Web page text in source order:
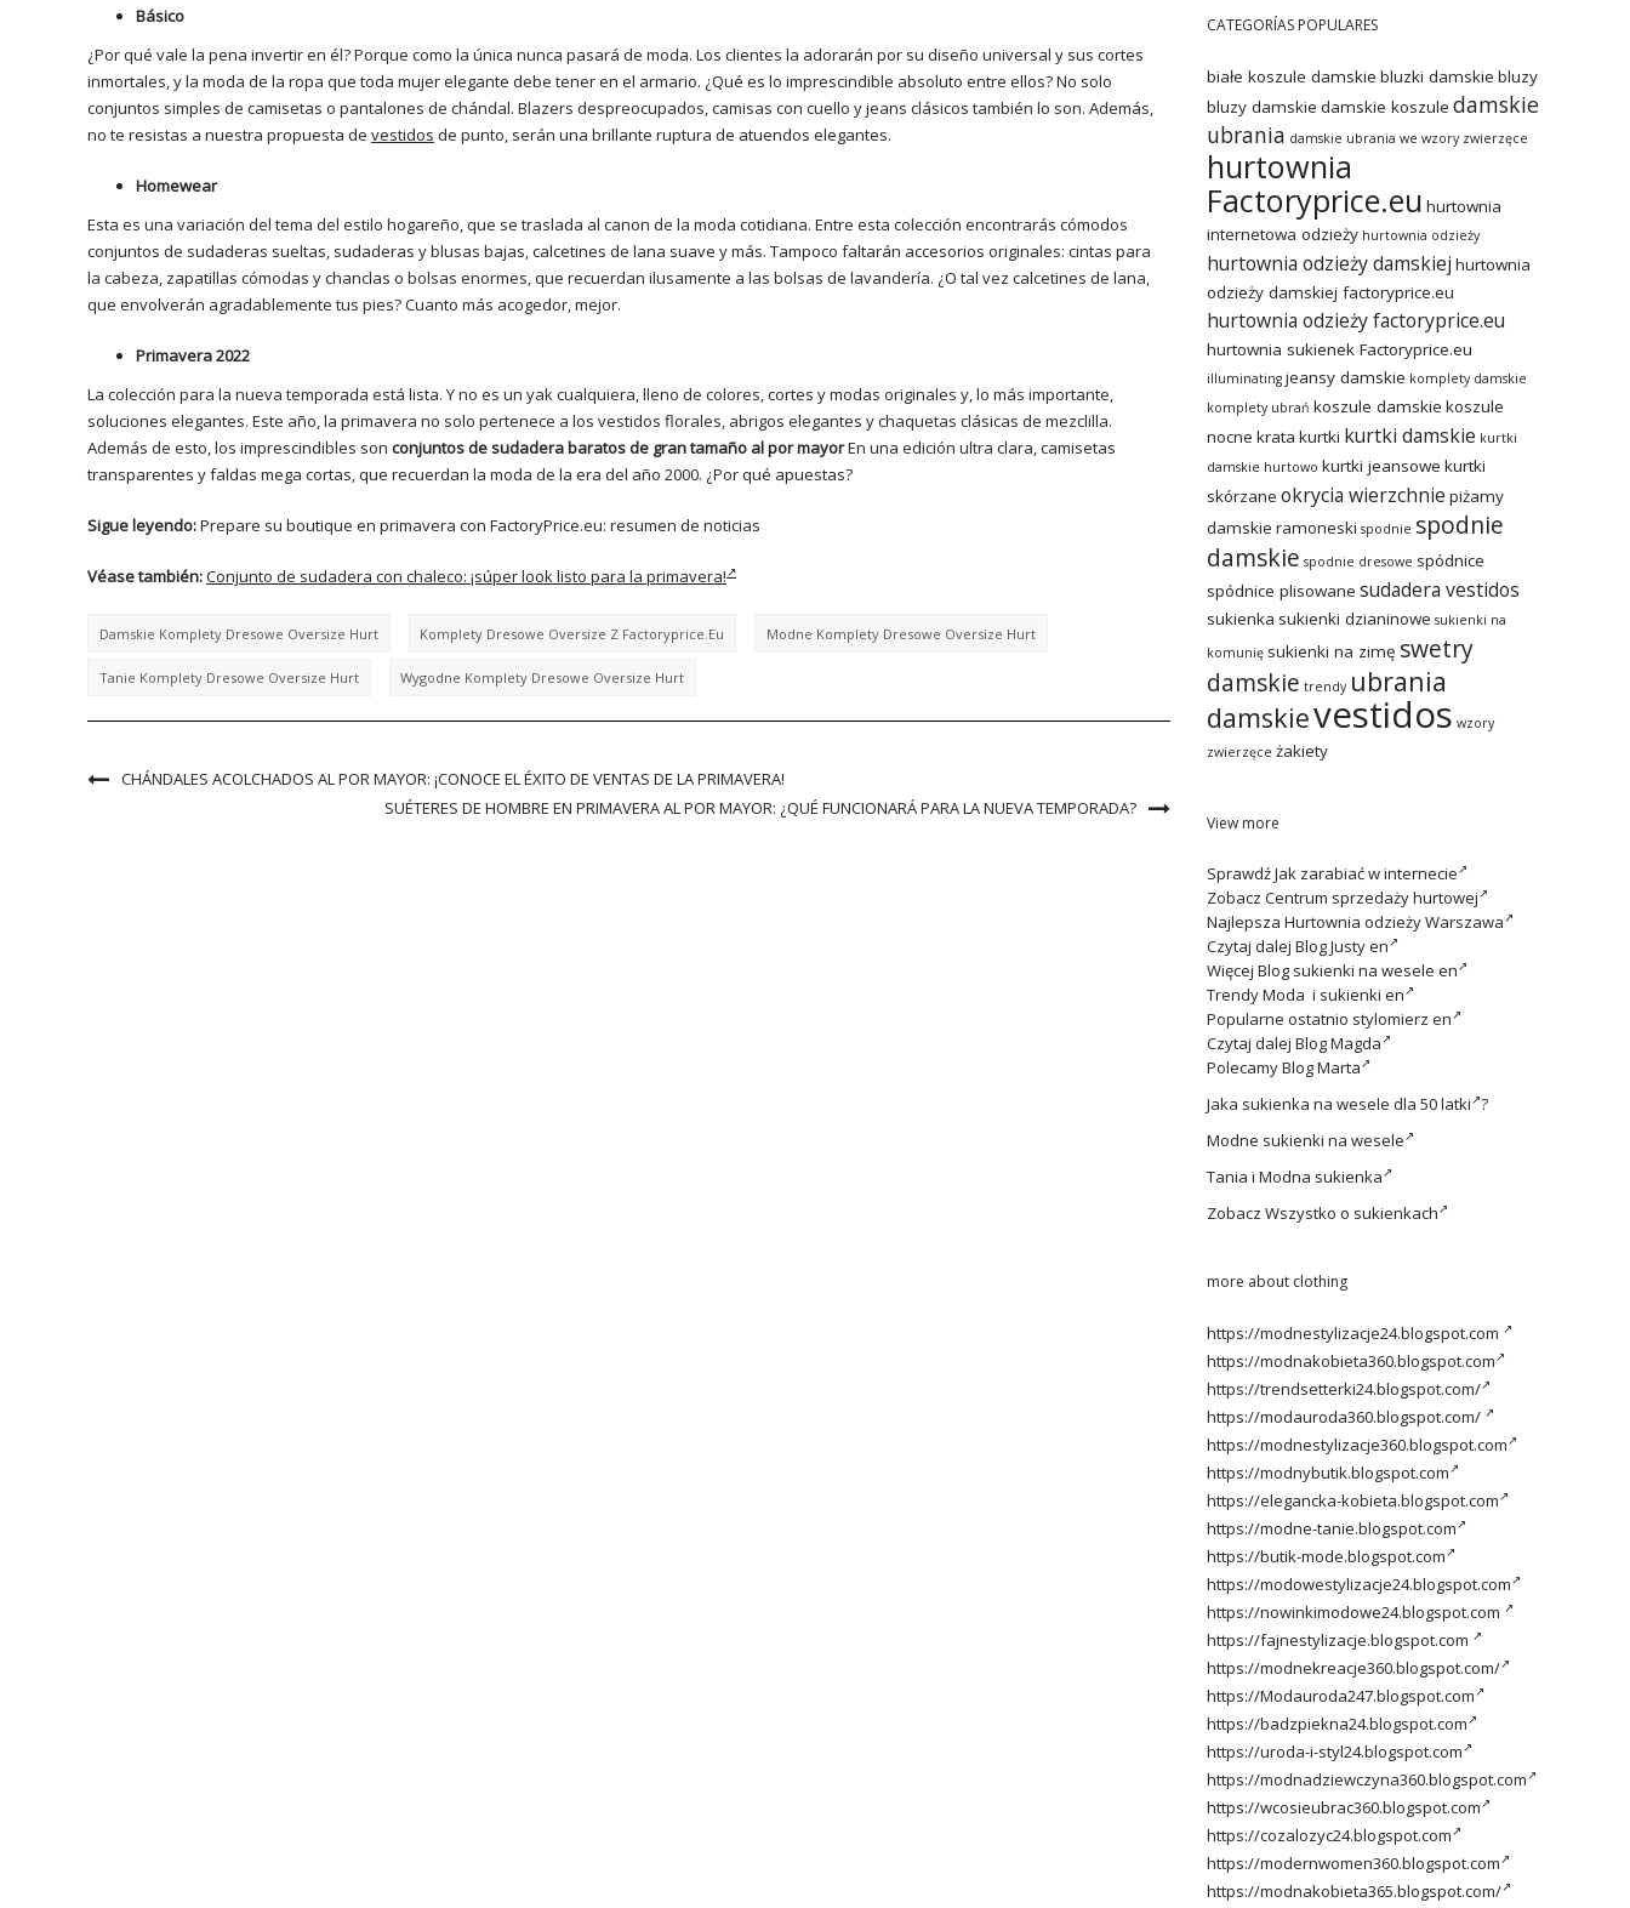
Básico
¿Por qué vale la pena invertir en él? Porque como la única nunca pasará de moda. Los clientes la adorarán por su diseño universal y sus cortes
inmortales, y la moda de la ropa que toda mujer elegante debe tener en el armario. ¿Qué es lo imprescindible absoluto entre ellos? No solo
conjuntos simples de camisetas o pantalones de chándal. Blazers despreocupados, camisas con cuello y jeans clásicos también lo son. Además,
no te resistas a nuestra propuesta de vestidos de punto, serán una brillante ruptura de atuendos elegantes.
Homewear
Esta es una variación del tema del estilo hogareño, que se traslada al canon de la moda cotidiana. Entre esta colección encontrarás cómodos
conjuntos de sudaderas sueltas, sudaderas y blusas bajas, calcetines de lana suave y más. Tampoco faltarán accesorios originales: cintas para
la cabeza, zapatillas cómodas y chanclas o bolsas enormes, que recuerdan ilusamente a las bolsas de lavandería. ¿O tal vez calcetines de lana,
que envolverán agradablemente tus pies? Cuanto más acogedor, mejor.
Primavera 2022
La colección para la nueva temporada está lista. Y no es un yak cualquiera, lleno de colores, cortes y modas originales y, lo más importante,
soluciones elegantes. Este año, la primavera no solo pertenece a los vestidos florales, abrigos elegantes y chaquetas clásicas de mezclilla.
Además de esto, los imprescindibles son conjuntos de sudadera baratos de gran tamaño al por mayorEn una edición ultra clara, camisetas
transparentes y faldas mega cortas, que recuerdan la moda de la era del año 2000. ¿Por qué apuestas?
Sigue leyendo:Prepare su boutique en primavera con FactoryPrice.eu: resumen de noticias
Véase también:Conjunto de sudadera con chaleco: ¡súper look listo para la primavera!
Damskie Komplety Dresowe Oversize Hurt Komplety Dresowe Oversize Z Factoryprice.eu Modne Komplety Dresowe Oversize Hurt
Tanie Komplety Dresowe Oversize Hurt Wygodne Komplety Dresowe Oversize Hurt
CHÁNDALES ACOLCHADOS AL POR MAYOR: ¡CONOCE EL ÉXITO DE VENTAS DE LA PRIMAVERA!
SUÉTERES DE HOMBRE EN PRIMAVERA AL POR MAYOR: ¿QUÉ FUNCIONARÁ PARA LA NUEVA TEMPORADA?
CATEGORÍAS POPULARES
białe koszule damskie bluzki damskie bluzy
bluzy damskie damskie koszule damskie
ubrania damskie ubrania we wzory zwierzęce
hurtownia
Factoryprice.eu hurtownia
internetowa odzieży hurtownia odzieży
hurtownia odzieży damskiej hurtownia
odzieży damskiej factoryprice.eu
hurtownia odzieży factoryprice.eu
hurtownia sukienek Factoryprice.eu
illuminating jeansy damskie komplety damskie
komplety ubrań koszule damskie koszule
nocne krata kurtki kurtki damskie kurtki
damskie hurtowo kurtki jeansowe kurtki
skórzane okrycia wierzchnie piżamy
damskie ramoneski spodnie spodnie
damskie spodnie dresowe spódnice
spódnice plisowane sudadera vestidos
sukienka sukienki dzianinowe sukienki na
komunię sukienki na zimę swetry
damskie trendy ubrania
damskievestidos wzory
zwierzęce żakiety
View more
SprawdźJak zarabiać w internecie
Zobacz Centrum sprzedaży hurtowej
Najlepsza Hurtownia odzieży Warszawa
Czytaj dalej Blog Justy en
Więcej Blog sukienki na wesele en
TrendyModa i sukienki en
Popularne ostatnio stylomierz en
Czytaj dalej Blog Magda
PolecamyBlog Marta
Jaka sukienka na wesele dla 50 latki ?
Modne sukienki na wesele
Tania i Modna sukienka
Zobacz Wszystko o sukienkach
more about clothing
https://modnestylizacje24.blogspot.com
https://modnakobieta360.blogspot.com
https://trendsetterki24.blogspot.com/
https://modauroda360.blogspot.com/
https://modnestylizacje360.blogspot.com
https://modnybutik.blogspot.com
https://elegancka-kobieta.blogspot.com
https://modne-tanie.blogspot.com
https://butik-mode.blogspot.com
https://modowestylizacje24.blogspot.com
https://nowinkimodowe24.blogspot.com
https://fajnestylizacje.blogspot.com
https://modnekreacje360.blogspot.com/
https://Modauroda247.blogspot.com
https://badzpiekna24.blogspot.com
https://uroda-i-styl24.blogspot.com
https://modnadziewczyna360.blogspot.com
https://wcosieubrac360.blogspot.com
https://cozalozyc24.blogspot.com
https://modernwomen360.blogspot.com
https://modnakobieta365.blogspot.com/